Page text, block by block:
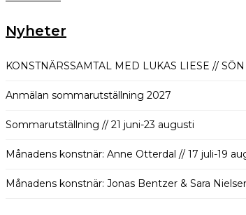
Nyheter
KONSTNÄRSSAMTAL MED LUKAS LIESE // SÖN
Anmälan sommarutställning 2027
Sommarutställning // 21 juni-23 augusti
Månadens konstnär: Anne Otterdal // 17 juli-19
Månadens konstnär: Jonas Bentzer & Sara